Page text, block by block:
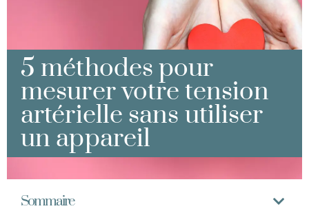
5 méthodes pour
mesurer votre tension
artérielle sans utiliser
un appareil
Sommaire